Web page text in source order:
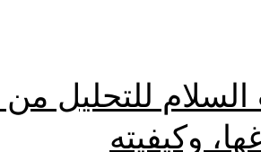
السلام للتحليل من
وكيفيته